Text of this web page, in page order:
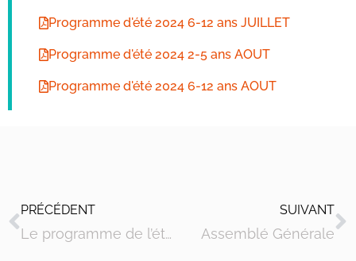
Programme d'été 2024 6-12 ans JUILLET
Programme d'été 2024 2-5 ans AOUT
Programme d'été 2024 6-12 ans AOUT
PRÉCÉDENT
Le programme de l’été d’Olemps est disponible
SUIVANT
Assemblé Générale